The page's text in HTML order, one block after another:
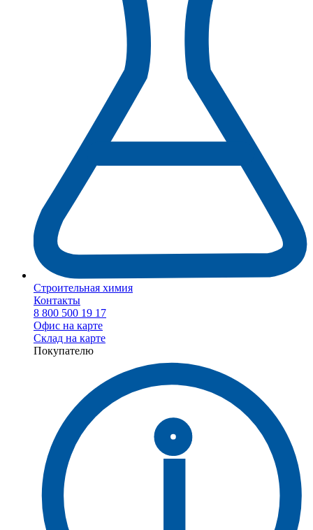
Строительная химия
Контакты
8 800 500 19 17
Офис на карте
Склад на карте
Покупателю